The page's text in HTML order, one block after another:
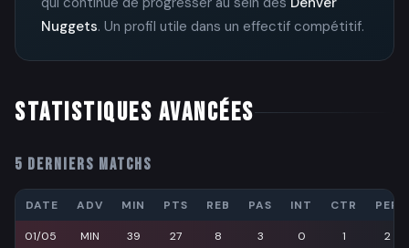
Nuggets. Un profil utile dans un effectif compétitif.
STATISTIQUES AVANCÉES
5 DERNIERS MATCHS
DATE ADV MIN PTS REB PAS INT CTR PER
01/05 MIN 39 27 8 3 0 1 2